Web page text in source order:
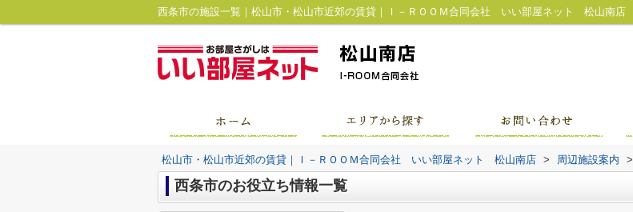
西条市の施設一覧｜松山市・松山市近郊の賃貸｜Ｉ－ＲＯＯＭ合同会社 いい部屋ネット 松山南店
松山市・松山市近郊の賃貸｜Ｉ－ＲＯＯＭ合同会社 いい部屋ネット 松山南店 > 周辺施設案内 >
西条市のお役立ち情報一覧